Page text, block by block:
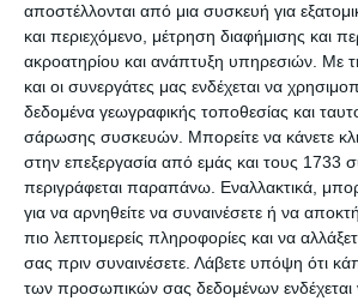
αποστέλλονται από μια συσκευή για
και περιεχόμενο, μέτρηση διαφήμισης και
ακροατηρίου και ανάπτυξη υπηρεσιών. Με
και οι συνεργάτες μας ενδέχεται να
δεδομένα γεωγραφικής τοποθεσίας και
σάρωσης συσκευών. Μπορείτε να κάνετε
στην επεξεργασία από εμάς και τους 1733
περιγράφεται παραπάνω. Εναλλακτικά,
για να αρνηθείτε να συναινέσετε ή να
πιο λεπτομερείς πληροφορίες και να
σας πριν συναινέσετε. Λάβετε υπόψη ότι
των προσωπικών σας δεδομένων ενδέχεται
Lego City Emergency Air
Ambulance Airplane 60465
Κατόπιν παραγγελίας
52,99€
Lego